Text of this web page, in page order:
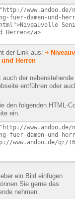
der Link aus:
Herren
der
entführen oder
den folgenden HTML-
ein.
ein Bild einfügen
Sie gerne das
nehmen.